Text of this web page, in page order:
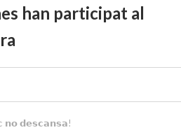
han participat al
𝗻𝗼 𝗱𝗲𝘀𝗰𝗮𝗻𝘀𝗮!